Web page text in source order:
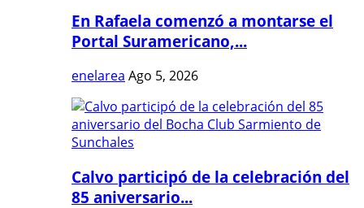
En Rafaela comenzó a montarse el
Portal Suramericano,...
enelarea Ago 5, 2026
Calvo participó de la celebración del
85 aniversario...